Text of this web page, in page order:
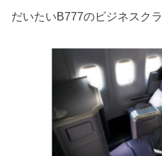
だいたいB777のビジネスク